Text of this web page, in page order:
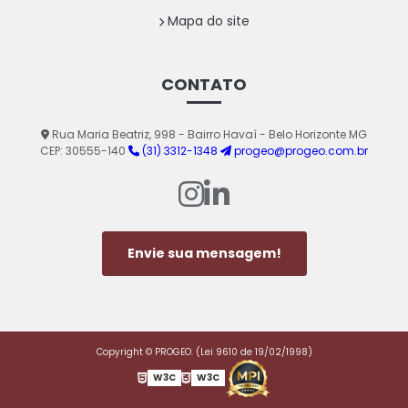
Mapa do site
CONTATO
Rua Maria Beatriz, 998 - Bairro Havaí - Belo Horizonte MG
CEP: 30555-140
(31) 3312-1348 progeo@progeo.com.br
Envie sua mensagem!
Copyright © PROGEO. (Lei 9610 de 19/02/1998)
W3C
W3C